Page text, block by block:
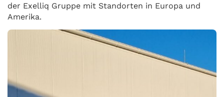
der Exelliq Gruppe mit Standorten in Europa und
Amerika.